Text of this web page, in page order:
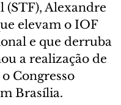
(STF), Alexandre
elevam o IOF
e que derruba
a realização de
Congresso
Brasília.